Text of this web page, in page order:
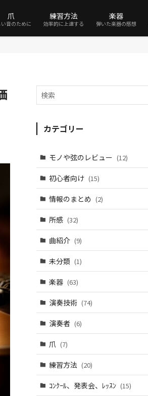
爪
音のために
練習方法
効率的に上達する
楽器
弾いた楽器の感想
カテゴリー
モノや弦のレビュー (12)
初心者向け (15)
情報のまとめ (2)
所感 (32)
曲紹介 (9)
未分類 (1)
楽器 (63)
演奏技術 (74)
演奏者 (6)
爪 (7)
練習方法 (20)
ｺﾝｸｰﾙ、発表会、ﾚｯｽﾝ (15)